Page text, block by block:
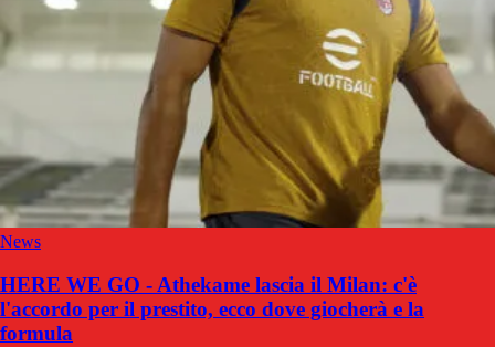
News
HERE WE GO - Athekame lascia il Milan: c'è
l'accordo per il prestito, ecco dove giocherà e la
formula